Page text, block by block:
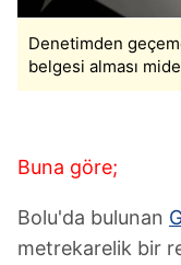
Denetimden
belgesi alması
Buna göre;
Bolu'da bulunan
metrekarelik bir